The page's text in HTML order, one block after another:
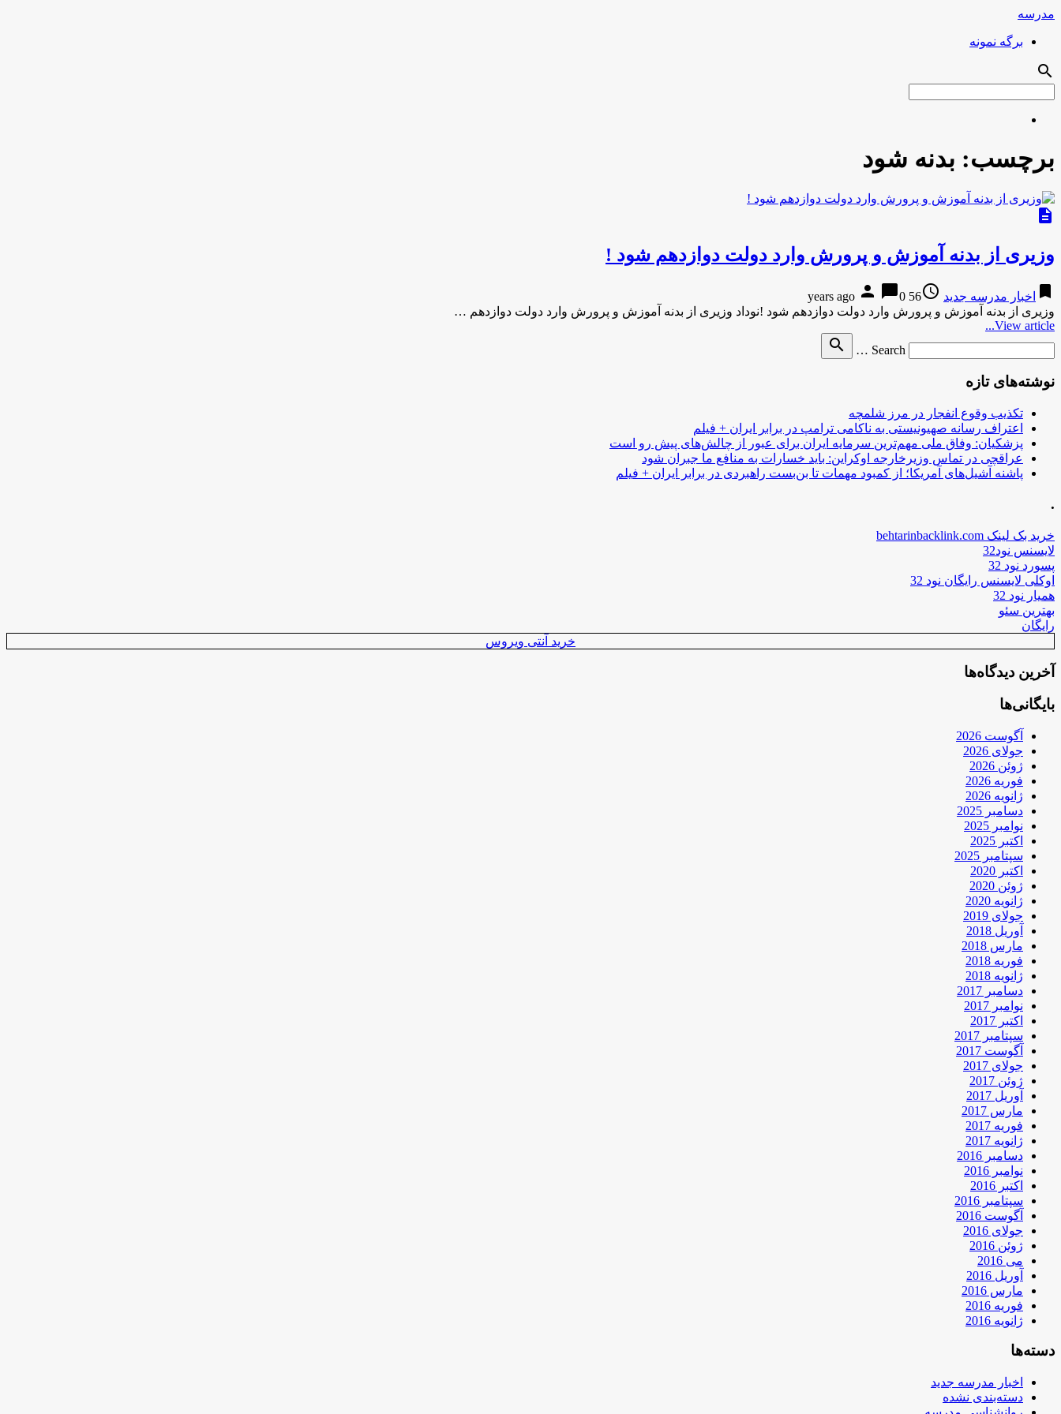
مدرسه
برگه نمونه
search
برچسب: بدنه شود
description
وزیری از بدنه آموزش و پرورش وارد دولت دوازدهم شود !
bookmark اخبار مدرسه جدید access_time
56 years ago
person chat_bubble0
وزیری از بدنه آموزش و پرورش وارد دولت دوازدهم شود !نوداد وزیری از بدنه آموزش و پرورش وارد دولت دوازدهم …
View article...
Search …
search
نوشته‌های تازه
تکذیب وقوع انفجار در مرز شلمچه
اعتراف رسانه صهیونیستی به ناکامی ترامپ در برابر ایران + فیلم
پزشکیان: وفاق ملی مهم‌ترین سرمایه ایران برای عبور از چالش‌های پیش رو است
عراقچی در تماس وزیرخارجه اوکراین: باید خسارات به منافع ما جبران شود
پاشنه آشیل‌های آمریکا؛ از کمبود مهمات تا بن‌بست راهبردی در برابر ایران + فیلم
.
خرید بک لینک behtarinbacklink.com
لایسنس نود32
پسورد نود 32
اوکلی لایسنس رایگان نود 32
همیار نود 32
بهترین سئو
رایگان
خرید آنتی ویروس
آخرین دیدگاه‌ها
بایگانی‌ها
آگوست 2026
جولای 2026
ژوئن 2026
فوریه 2026
ژانویه 2026
دسامبر 2025
نوامبر 2025
اکتبر 2025
سپتامبر 2025
اکتبر 2020
ژوئن 2020
ژانویه 2020
جولای 2019
آوریل 2018
مارس 2018
فوریه 2018
ژانویه 2018
دسامبر 2017
نوامبر 2017
اکتبر 2017
سپتامبر 2017
آگوست 2017
جولای 2017
ژوئن 2017
آوریل 2017
مارس 2017
فوریه 2017
ژانویه 2017
دسامبر 2016
نوامبر 2016
اکتبر 2016
سپتامبر 2016
آگوست 2016
جولای 2016
ژوئن 2016
می 2016
آوریل 2016
مارس 2016
فوریه 2016
ژانویه 2016
دسته‌ها
اخبار مدرسه جدید
دسته‌بندی نشده